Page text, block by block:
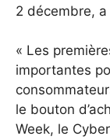
2 décembre,
« Les
importantes
le bouton
Week, le